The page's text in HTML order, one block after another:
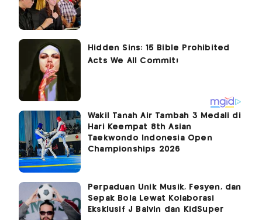
Wakil Tanah Air Tambah 3 Medali di
Hari Keempat 8th Asian
Taekwondo Indonesia Open
Championships 2026
Perpaduan Unik Musik, Fesyen, dan
Sepak Bola Lewat Kolaborasi
Eksklusif J Balvin dan KidSuper